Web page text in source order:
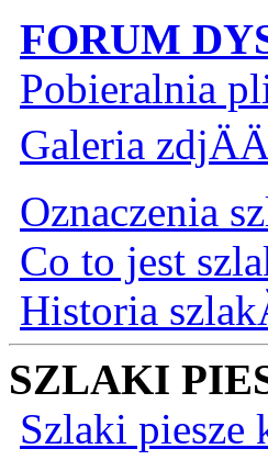
FORUM
Pobieralnia
Galeria zdjÄÄ
Oznaczenia
Co to jest
Historia
SZLAKI
Szlaki piesze